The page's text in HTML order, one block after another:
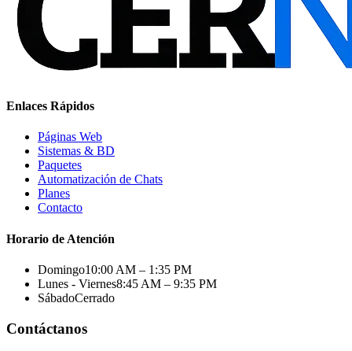
Enlaces Rápidos
Páginas Web
Sistemas & BD
Paquetes
Automatización de Chats
Planes
Contacto
Horario de Atención
Domingo10:00 AM – 1:35 PM
Lunes - Viernes8:45 AM – 9:35 PM
SábadoCerrado
Contáctanos